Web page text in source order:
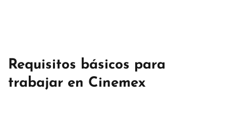
Requisitos básicos para
trabajar en Cinemex